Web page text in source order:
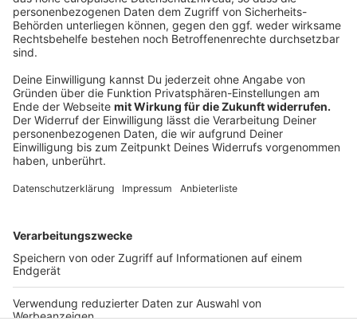
Das Hotel Atlantic wird von der Polizei gesichert.
Anzeige
©ANTENNE MÜNSTER
Sicherheitsdienste parken vorm Atlantic Hotel.
Anzeige
Anzeige